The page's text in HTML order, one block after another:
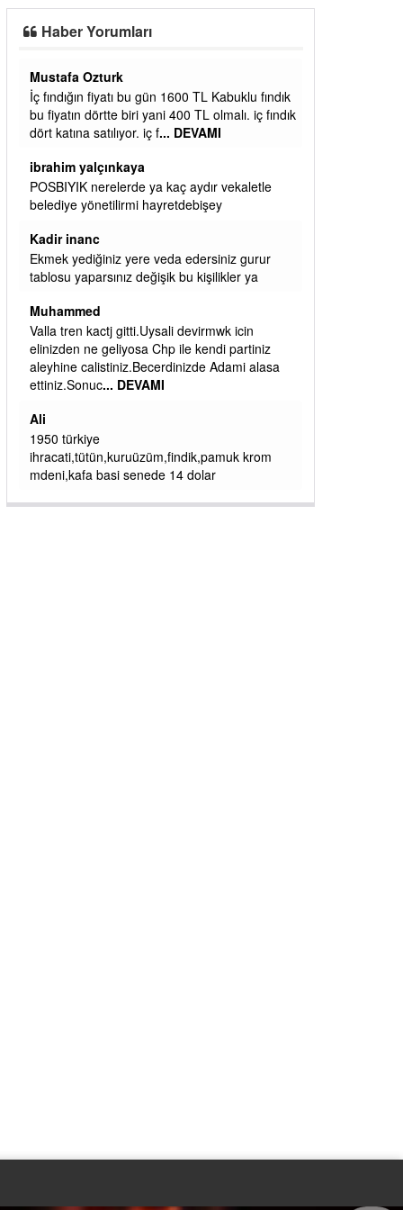
Haber Yorumları
Yalılı
Ereğlinin en değerli en gözde yeri yalı caddesi
ve çevresidir. Metrekaresi 500 bin liraya
alamazsın.
başkanım seni belediye başkanlığında da
görmek isteriz senin ereyliye katkın çok oldu
daha da olacaktır
ibrahim yalçınkaya
qaasvalt kansorejen madde mahalle aralarında
asvalt döke döke kaldırımlar ana yoldan
basacak ma... DEVAMI
ibrahim yalçınkaya
kemer mezarlık altı CİĞİRLİK deniz kenarına
giden yola gelin EREĞLİ BELEDİYESİ o
CÖBEKOĞLU
ibogemici
yaz geldi layyy layyy layy lom festivalleri
diyoruz ağacum yaz konserleri diyor